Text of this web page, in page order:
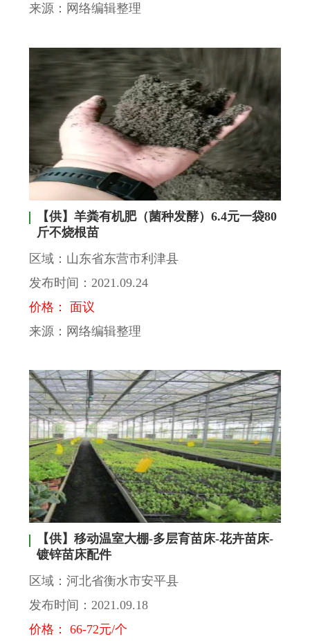
来源：网络编辑整理
【供】羊粪有机肥（菌种发酵）6.4元一袋80
斤不烧根苗
区域：山东省东营市利津县
发布时间：2021.09.24
价格： 面议
来源：网络编辑整理
【供】移动温室大棚-多层育苗床-花卉苗床-
镀锌苗床配件
区域：河北省衡水市安平县
发布时间：2021.09.18
价格： 66-72元/个